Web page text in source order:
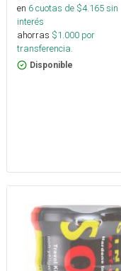
en 6cuotas de $4.165sin
interés
ahorras $1.000 por
transferencia.
Disponible